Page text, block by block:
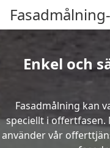
Enkel och
Fasadmålning kan
speciellt i offertfasen.
använder vår